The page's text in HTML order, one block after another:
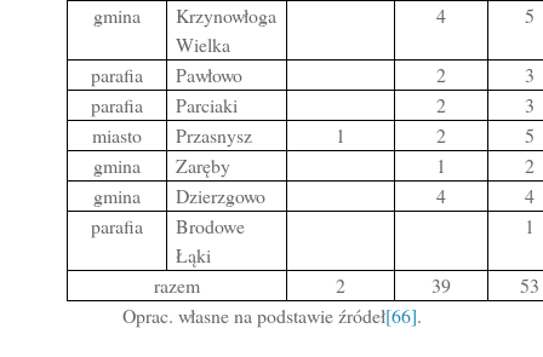
gmina
Krzynowłoga
Wielka
4 5
parafia Pawłowo 2
3
parafia
Parciaki 2
3
miasto
Przasnysz 1 2
5
gmina
Zaręby 1
2
gmina
Dzierzgowo 4
4
parafia
Brodowe
Łąki
1
razem 2 39
53
Oprac. własne na podstawie źródeł[66].